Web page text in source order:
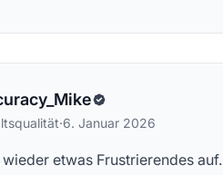
·6. Januar 2026
etwas Frustrierendes